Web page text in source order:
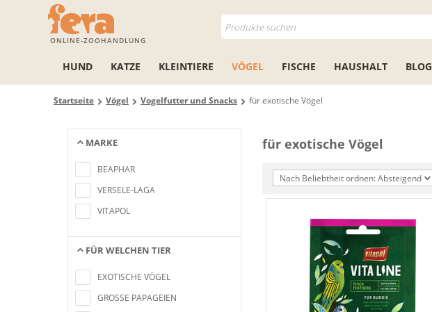
ONLINE-ZOOHANDLUNG
HUND KATZE KLEINTIERE VÖGEL FISCHE HAUSHALT BLOG
Startseite Vögel Vogelfutter und Snacks für exotische Vögel
MARKE
Suchkriterien übereinstimmen
BEAPHAR
VERSELE-LAGA
VITAPOL
FÜR WELCHEN TIER
Suchkriterien übereinstimmen
EXOTISCHE VÖGEL
GROSSE PAPAGEIEN
für exotische Vögel
Nach Beliebtheit ordnen: Absteigend